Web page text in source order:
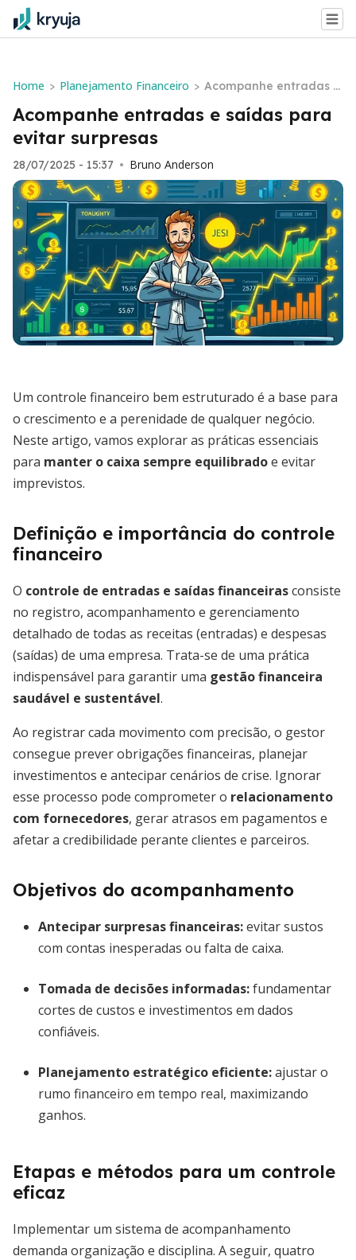
Home > Planejamento Financeiro > Acompanhe entradas e
saídas para evitar surpr
esas
Acompanhe entradas e saídas para
evitar surpresas
28/07/2025 - 15:37 • Bruno Anderson
Um controle financeiro bem estruturado é a base para
o crescimento e a perenidade de qualquer negócio.
Neste artigo, vamos explorar as práticas essenciais
para manter o caixa sempre equilibradoe evitar
imprevistos.
Definição e importância do controle
financeiro
O controle de entradas e saídas financeirasconsiste
no registro, acompanhamento e gerenciamento
detalhado de todas as receitas (entradas) e despesas
(saídas) de uma empresa. Trata-se de uma prática
indispensável para garantir uma gestão financeira
saudável e sustentável.
Ao registrar cada movimento com precisão, o gestor
consegue prever obrigações financeiras, planejar
investimentos e antecipar cenários de crise. Ignorar
esse processo pode comprometer o relacionamento
com fornecedores, gerar atrasos em pagamentos e
afetar a credibilidade perante clientes e parceiros.
Objetivos do acompanhamento
Antecipar surpresas financeiras:evitar sustos
com contas inesperadas ou falta de caixa.
Tomada de decisões informadas:fundamentar
cortes de custos e investimentos em dados
confiáveis.
Planejamento estratégico eficiente:ajustar o
rumo financeiro em tempo real, maximizando
ganhos.
Etapas e métodos para um controle
eficaz
Implementar um sistema de acompanhamento
demanda organização e disciplina. A seguir, quatro